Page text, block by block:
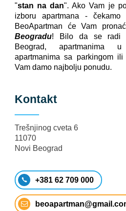
"stan na dan". Ako Vam je
izboru apartmana -
BeoApartman će Vam
Beogradu! Bilo da se radi
Beograd, apartmanima
apartmanima sa parkingom
Vam damo najbolju ponudu.
Kontakt
Trešnjinog cveta 6
11070
Novi Beograd
+381 62 709 000